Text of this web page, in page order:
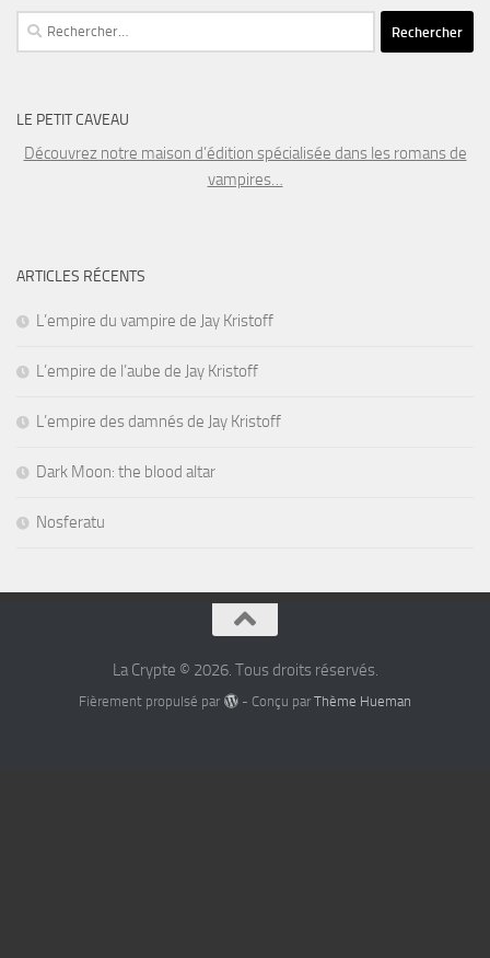
Rechercher :
LE PETIT CAVEAU
Découvrez notre maison d’édition spécialisée dans les romans de
vampires…
ARTICLES RÉCENTS
L’empire du vampire de Jay Kristoff
L’empire de l’aube de Jay Kristoff
L’empire des damnés de Jay Kristoff
Dark Moon: the blood altar
Nosferatu
La Crypte © 2026. Tous droits réservés.
Fièrement propulsé par - Conçu par Thème Hueman